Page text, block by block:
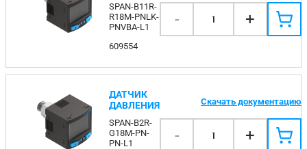
SPAN-B11R-
R18M-PNLK-
PNVBA-L1
609554
- 1 +
ДАТЧИК
ДАВЛЕНИЯ
SPAN-B2R-
G18M-PN-
PN-L1
Скачать документацию
- 1 +